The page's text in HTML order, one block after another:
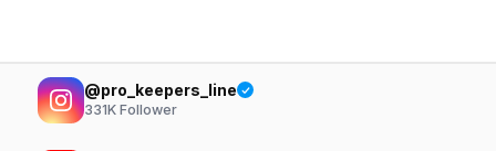
@pro_keepers_line
331K Follower